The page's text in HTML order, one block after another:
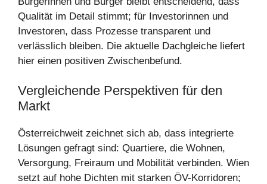
Qualität im Detail stimmt; für Investorinnen und
Investoren, dass Prozesse transparent und
verlässlich bleiben. Die aktuelle Dachgleiche liefert
hier einen positiven Zwischenbefund.
Vergleichende Perspektiven für den
Markt
Österreichweit zeichnet sich ab, dass integrierte
Lösungen gefragt sind: Quartiere, die Wohnen,
Versorgung, Freiraum und Mobilität verbinden. Wien
setzt auf hohe Dichten mit starken ÖV-Korridoren;